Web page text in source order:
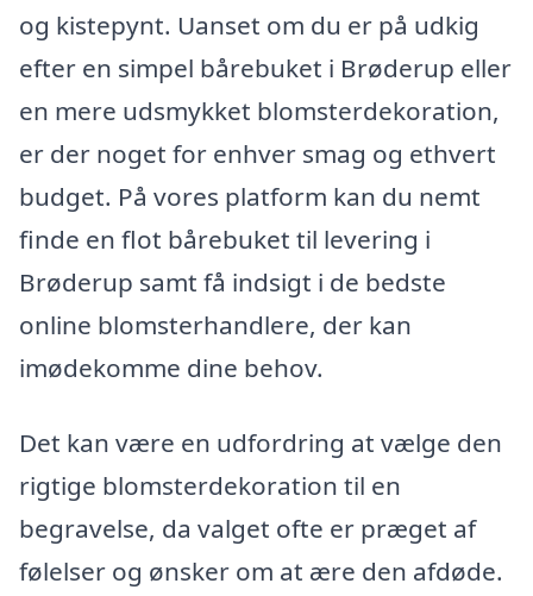
og kistepynt. Uanset om du er på udkig
efter en simpel bårebuket i Brøderup eller
en mere udsmykket blomsterdekoration,
er der noget for enhver smag og ethvert
budget. På vores platform kan du nemt
finde en flot bårebuket til levering i
Brøderup samt få indsigt i de bedste
online blomsterhandlere, der kan
imødekomme dine behov.
Det kan være en udfordring at vælge den
rigtige blomsterdekoration til en
begravelse, da valget ofte er præget af
følelser og ønsker om at ære den afdøde.